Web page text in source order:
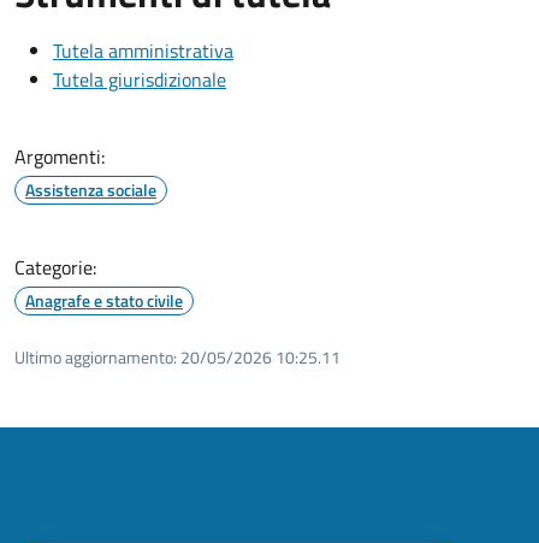
Tutela amministrativa
Tutela giurisdizionale
Argomenti:
Assistenza sociale
Categorie:
Anagrafe e stato civile
Ultimo aggiornamento: 20/05/2026 10:25.11